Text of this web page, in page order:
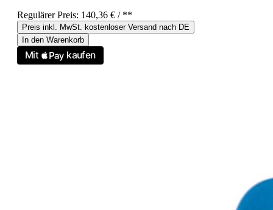
Regulärer Preis: 140,36 € / **
Preis inkl. MwSt. kostenloser Versand nach DE
In den Warenkorb